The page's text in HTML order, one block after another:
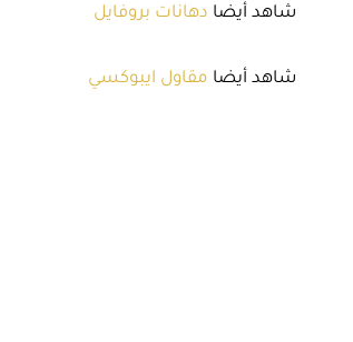
شاهد أيضا دهانات بروفايل
شاهد أيضا مقاول ايبوكسي